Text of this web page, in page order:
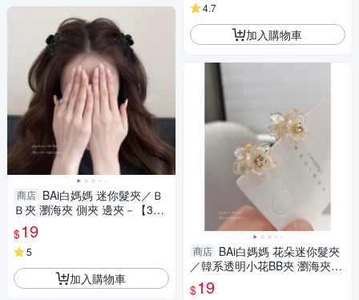
商店 BAi白媽媽 迷你髮夾／Ｂ
Ｂ夾 瀏海夾 側夾 邊夾－【356
226】
$19
5
加入購物車
4.7
加入購物車
商店 BAi白媽媽 花朵迷你髮夾
／韓系透明小花BB夾 瀏海夾側
夾甜美髮飾－【366035】
$19